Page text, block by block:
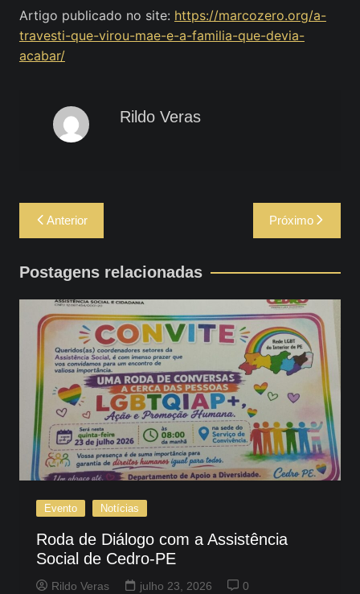
Artigo publicado no site: https://marcozero.org/a-
travesti-que-virou-mae-e-a-familia-que-devia-
acabar/
Rildo Veras
Navegação
de
Post
Anterior Próximo
Postagens relacionadas
Evento Notícias
Roda de Diálogo com a Assistência
Social de Cedro-PE
Rildo Veras julho 23, 2026 0